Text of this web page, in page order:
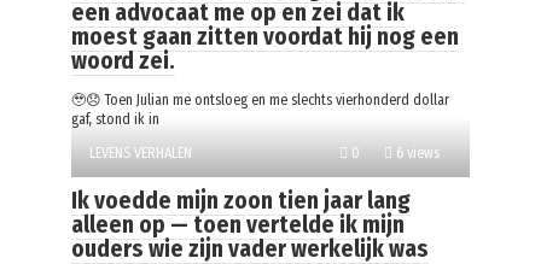
een advocaat me op en zei dat ik
moest gaan zitten voordat hij nog een
woord zei.
🥹😞 Toen Julian me ontsloeg en me slechts vierhonderd dollar
gaf, stond ik in
LEVENS VERHALEN
0 6 views
Ik voedde mijn zoon tien jaar lang
alleen op — toen vertelde ik mijn
ouders wie zijn vader werkelijk was